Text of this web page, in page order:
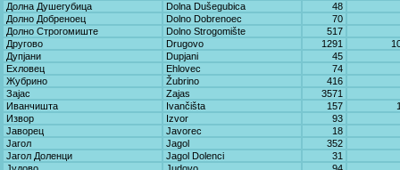
Долна Душегубица
Dolna Dušegubica
48
Долно Добреноец
Dolno Dobrenoec
70
Долно Строгомиште
Dolno Strogomište
517
Другово
Drugovo 1291
Дупјани
Dupjani
45
Ехловец
Ehlovec
74
Жубрино
Žubrino
416
Зајас
Zajas
3571
Иванчишта
Ivančišta 157
Извор
Izvor
93
Јаворец
Јavorec
18
Јагол
Јagol
352
Јагол Доленци
Јagol Dolenci
31